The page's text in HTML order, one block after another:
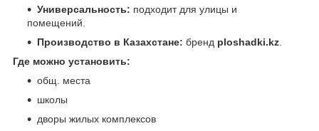
Универсальность: подходит для улицы и
помещений.
Производство в Казахстане: бренд ploshadki.kz
Где можно установить:
общ. места
школы
дворы жилых комплексов